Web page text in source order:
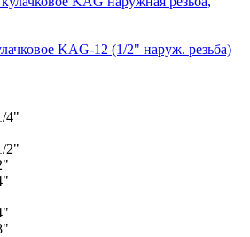
KAG-12 (1/2" наруж. резьба)
4"
2"